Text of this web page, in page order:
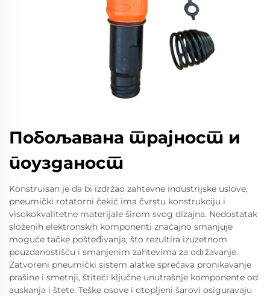
Побољавана трајност и
поузданост
Konstruisan je da bi izdržao zahtevne industrijske uslove,
pneumički rotatorni čekić ima čvrstu konstrukciju i
visokokvalitetne materijale širom svog dizajna. Nedostatak
složenih elektronskih komponenti značajno smanjuje
moguće tačke pošteđivanja, što rezultira izuzetnom
pouzdanostišću i smanjenim zahtevima za održavanje.
Zatvoreni pneumički sistem alatke sprečava pronikavanje
prašine i smetnji, štiteći ključne unutrašnje komponente od
auskanja i štete. Teške osove i otopljeni šarovi osiguravaju